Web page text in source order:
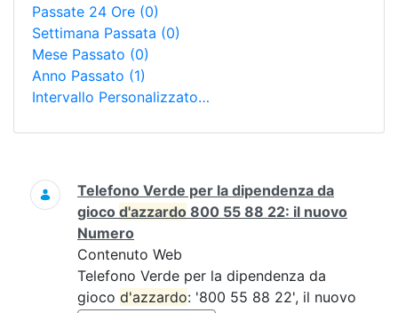
Passate 24 Ore (0)
Settimana Passata (0)
Mese Passato (0)
Anno Passato (1)
Intervallo Personalizzato…
Ricerca
Telefono Verde per la dipendenza da
gioco d'azzardo 800 55 88 22: il nuovo
Numero
Contenuto Web
Telefono Verde per la dipendenza da
gioco d'azzardo: '800 55 88 22', il nuovo